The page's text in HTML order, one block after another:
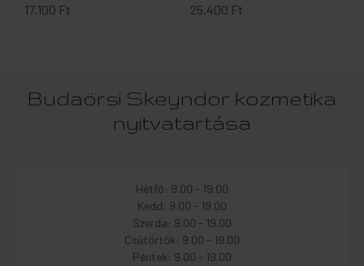
17.100 Ft 25.400 Ft
Budaörsi Skeyndor kozmetika
nyitvatartása
Hétfő: 9.00 - 19.00
Kedd: 9.00 - 19.00
Szerda: 9.00 - 19.00
Csütörtök: 9.00 - 19.00
Péntek: 9.00 - 19.00